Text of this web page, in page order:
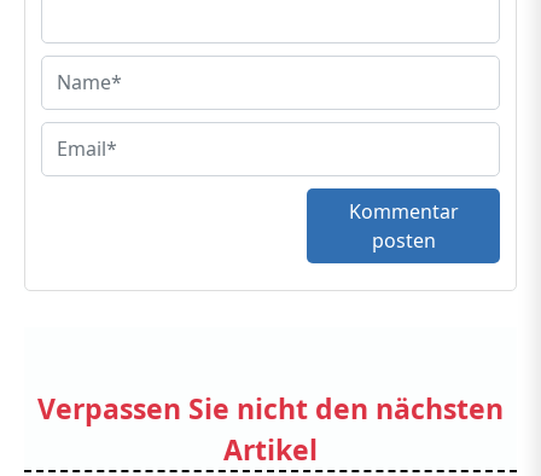
Kommentar
posten
Verpassen Sie nicht den nächsten
Artikel